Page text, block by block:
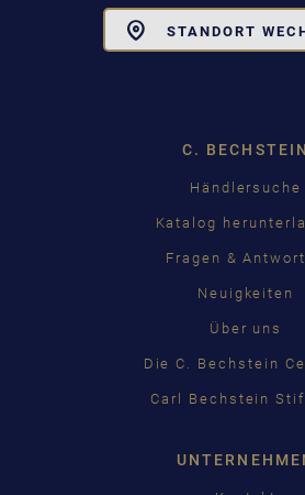
STANDORT
C. BECHSTEIN
Händlersuche
Katalog
Fragen &
Neuigkeiten
Über uns
Die C. Bechstein
Carl Bechstein